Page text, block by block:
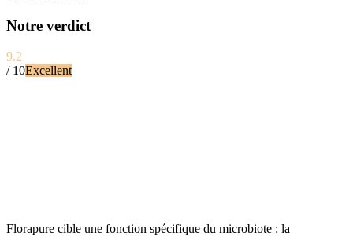
Notre verdict
9.2
/ 10Excellent
Florapure cible une fonction spécifique du microbiote : la